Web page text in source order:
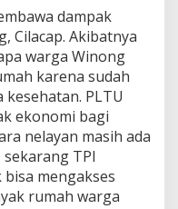
dampak
Cilacap. Akibatnya
warga Winong
karena sudah
PLTU
ekonomi bagi
nelayan masih ada
TPI
mengakses
rumah warga